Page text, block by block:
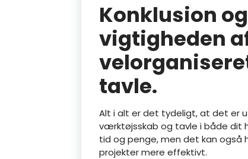
Konklusion
vigtigheden
tavle.
Alt i alt er det tydeligt, at det er
værktøjsskab og tavle i både dit
tid og penge, men det kan
projekter mere effektivt.